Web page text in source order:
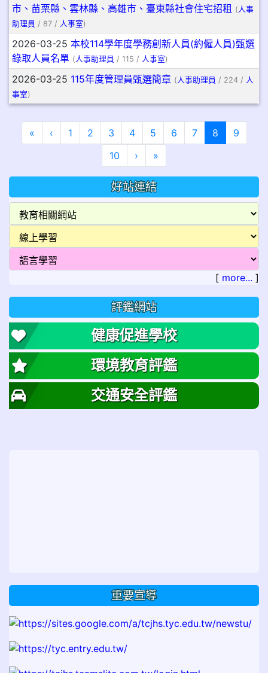
市、苗栗縣、雲林縣、高雄市、臺東縣社會住宅招租 ( 人事
助理員 / 87 / 人事室)
2026-03-25 本校114學年度學務創新人員(約僱人員)甄選
錄取人員名單 ( 人事助理員 / 115 / 人事室)
2026-03-25 115年度管理員甄選簡章 ( 人事助理員 / 224 / 人
事室)
« 第一頁
‹上一頁
1 2 3 4 5 6 7 8(目前頁次)
9
10
›下一頁
»最後頁
好站連結
[ more... ]
評鑑網站
健康促進學校
環境教育評鑑
交通安全評鑑
重要宣導